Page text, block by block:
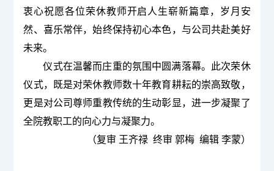
衷心祝愿各位荣休教师开启人生崭新篇章，岁月安
然、喜乐常伴，始终保持初心本色，与公司共赴美好
未来。
仪式在温馨而庄重的氛围中圆满落幕。
此次荣休
仪式，既是对荣休教师数十年教育耕耘的崇高致敬，
更是对公司尊师重教传统的生动彰显，进一步凝聚了
全院教职工的向心力与凝聚力。
（复审 王齐禄 终审 郭梅  编辑 李蒙）